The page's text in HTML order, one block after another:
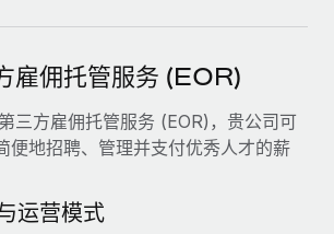
将任何人工智能工具与 Remote 平台相连
具简化流程
与合规方面的专家帮助
伙伴
作机遇
雇佣托管服务 (EOR)
三方雇佣托管服务 (EOR)，贵公司可
便地招聘、管理并支付优秀人才的薪
运营模式